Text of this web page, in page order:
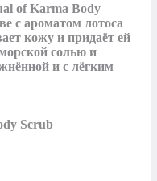
of Karma Body
с ароматом лотоса
кожу и придаёт ей
солью и
и с лёгким
Scrub